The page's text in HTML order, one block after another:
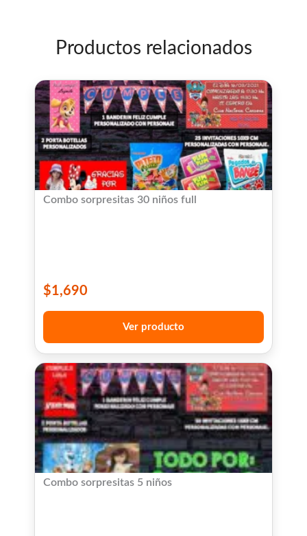
Productos relacionados
Combo sorpresitas 30 niños full
$1,690
Ver producto
Combo sorpresitas 5 niños